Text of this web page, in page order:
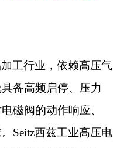
工行业，依赖高压气
备高频启停、压力
磁阀的动作响应、
Seitz西兹工业高压电